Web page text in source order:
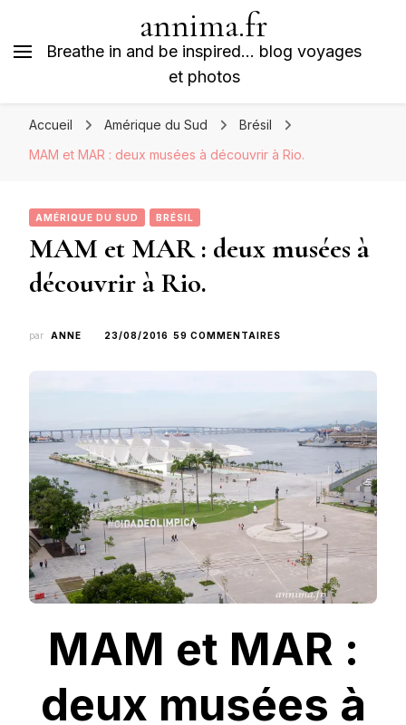
annima.fr
Breathe in and be inspired… blog voyages
et photos
Accueil Amérique du Sud
Brésil
MAM et MAR : deux musées à découvrir à Rio.
AMÉRIQUE DU SUD BRÉSIL
MAM et MAR : deux musées à
découvrir à Rio.
par ANNE 23/08/2016 59 COMMENTAIRES
MUSÉES
DÉCOUVRIR
RIO.
MAM et MAR :
deux musées à